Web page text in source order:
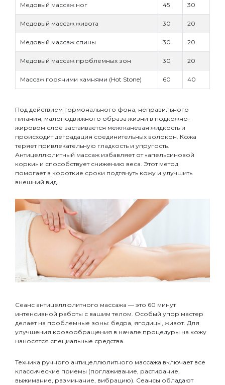
Медовый массаж ног 45 30
Медовый массаж живота 30 20
Медовый массаж спины 30 20
Медовый массаж проблемных зон 30 20
Массаж горячими камнями (Hot Stone) 60 40
Под действием гормонального фона, неправильного
питания, малоподвижного образа жизни в подкожно-
жировом слое застаивается межтканевая жидкость и
происходит деградация соединительных волокон. Кожа
теряет привлекательную гладкость и упругость.
Антицеллюлитный массаж избавляет от «апельсиновой
корки» и способствует снижению веса. Этот метод
помогает в короткие сроки подтянуть кожу и улучшить
внешний вид.
Сеанс антицеллюлитного массажа — это 60 минут
интенсивной работы с вашим телом. Особый упор мастер
делает на проблемные зоны: бедра, ягодицы, живот. Для
улучшения кровообращения в начале процедуры на кожу
наносятся специальные средства.
Техника ручного антицеллюлитного массажа включает все
классические приемы (поглаживание, растирание,
выжимание, разминание, вибрацию). Сеансы обладают